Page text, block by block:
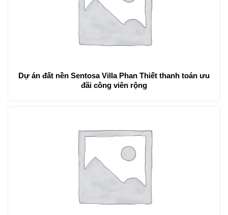
Dự án đất nền Sentosa Villa Phan Thiết thanh toán ưu
đãi công viên rộng